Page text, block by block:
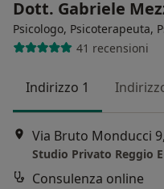
Dott. Gabriele
Psicologo, Psicoterapeuta,
41 recensioni
Indirizzo 1
Via Bruto Monducci
Studio Privato Reggio
Consulenza online